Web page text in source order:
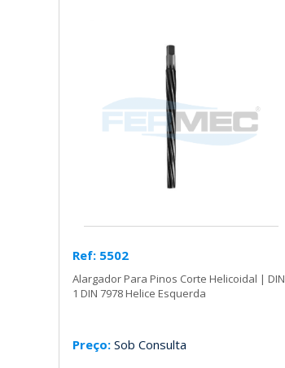
Ref: 5502
Alargador Para Pinos Corte Helicoidal | DIN
1 DIN 7978 Helice Esquerda
Preço: Sob Consulta